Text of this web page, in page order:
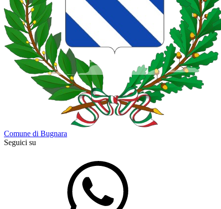
Comune di Bugnara
Seguici su